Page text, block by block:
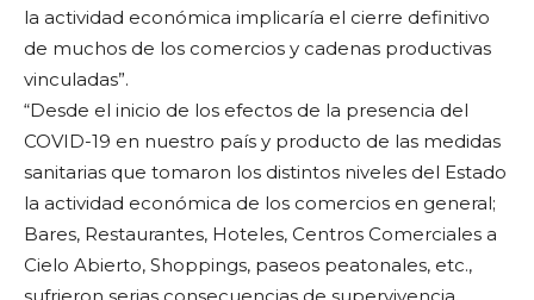
la actividad económica implicaría el cierre definitivo
de muchos de los comercios y cadenas productivas
vinculadas”.
“Desde el inicio de los efectos de la presencia del
COVID-19 en nuestro país y producto de las medidas
sanitarias que tomaron los distintos niveles del Estado
la actividad económica de los comercios en general;
Bares, Restaurantes, Hoteles, Centros Comerciales a
Cielo Abierto, Shoppings, paseos peatonales, etc.,